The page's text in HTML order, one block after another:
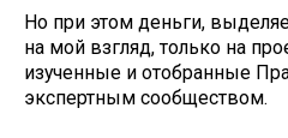
Но при этом деньги,
на мой взгляд, только на
изученные и отобранные
экспертным сообществом.